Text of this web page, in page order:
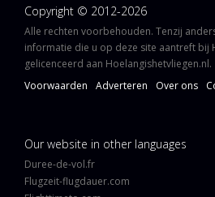
Copyright © 2012-2026
Alle rechten voorbehouden. Tenzij
informatie die u op deze site aantreft bij
gelicenceerd aan Hoelangishetvliegen.nl.
Voorwaarden
Adverteren Over ons
Our website in other languages
Duree-de-vol.fr
Flugzeit-flugdauer.com